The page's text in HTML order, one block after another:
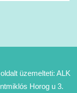
üzemelteti: ALK
Horog u 3.